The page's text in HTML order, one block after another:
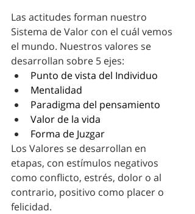
Las actitudes forman nuestro
Sistema de Valor con el cuál vemos
el mundo. Nuestros valores se
desarrollan sobre 5 ejes:
Punto de vista del Individuo
Mentalidad
Paradigma del pensamiento
Valor de la vida
Forma de Juzgar
Los Valores se desarrollan en
etapas, con estímulos negativos
como conflicto, estrés, dolor o al
contrario, positivo como placer o
felicidad.